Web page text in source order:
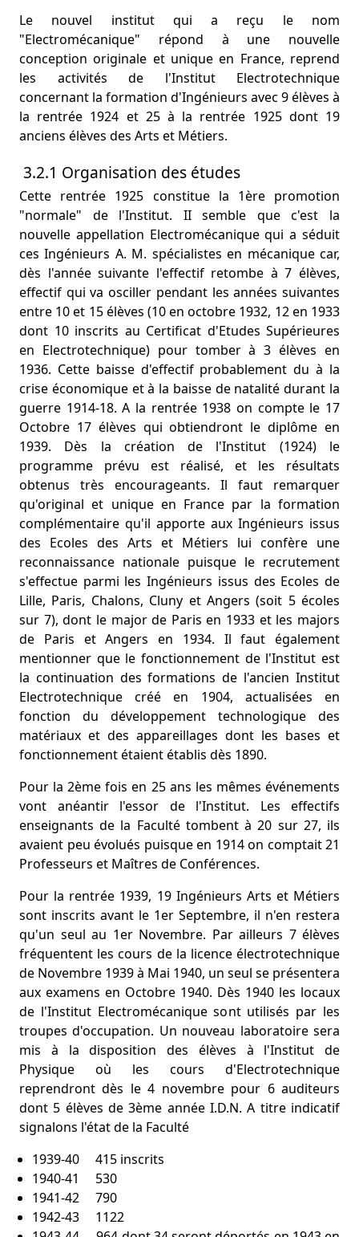
Le nouvel institut qui a reçu le nom
"Electromécanique" répond à une nouvelle
conception originale et unique en France, reprend
les activités de l'Institut Electrotechnique
concernant la formation d'Ingénieurs avec 9 élèves à
la rentrée 1924 et 25 à la rentrée 1925 dont 19
anciens élèves des Arts et Métiers.
3.2.1 Organisation des études
Cette rentrée 1925 constitue la 1ère promotion
"normale" de l'Institut. II semble que c'est la
nouvelle appellation Electromécanique qui a séduit
ces Ingénieurs A. M. spécialistes en mécanique car,
dès l'année suivante l'effectif retombe à 7 élèves,
effectif qui va osciller pendant les années suivantes
entre 10 et 15 élèves (10 en octobre 1932, 12 en 1933
dont 10 inscrits au Certificat d'Etudes Supérieures
en Electrotechnique) pour tomber à 3 élèves en
1936. Cette baisse d'effectif probablement du à la
crise économique et à la baisse de natalité durant la
guerre 1914-18. A la rentrée 1938 on compte le 17
Octobre 17 élèves qui obtiendront le diplôme en
1939. Dès la création de l'Institut (1924) le
programme prévu est réalisé, et les résultats
obtenus très encourageants. Il faut remarquer
qu'original et unique en France par la formation
complémentaire qu'il apporte aux Ingénieurs issus
des Ecoles des Arts et Métiers lui confère une
reconnaissance nationale puisque le recrutement
s'effectue parmi les Ingénieurs issus des Ecoles de
Lille, Paris, Chalons, Cluny et Angers (soit 5 écoles
sur 7), dont le major de Paris en 1933 et les majors
de Paris et Angers en 1934. Il faut également
mentionner que le fonctionnement de l'Institut est
la continuation des formations de l'ancien Institut
Electrotechnique créé en 1904, actualisées en
fonction du développement technologique des
matériaux et des appareillages dont les bases et
fonctionnement étaient établis dès 1890.
Pour la 2ème fois en 25 ans les mêmes événements
vont anéantir l'essor de l'Institut. Les effectifs
enseignants de la Faculté tombent à 20 sur 27, ils
avaient peu évolués puisque en 1914 on comptait 21
Professeurs et Maîtres de Conférences.
Pour la rentrée 1939, 19 Ingénieurs Arts et Métiers
sont inscrits avant le 1er Septembre, il n'en restera
qu'un seul au 1er Novembre. Par ailleurs 7 élèves
fréquentent les cours de la licence électrotechnique
de Novembre 1939 à Mai 1940, un seul se présentera
aux examens en Octobre 1940. Dès 1940 les locaux
de l'Institut Electromécanique sont utilisés par les
troupes d'occupation. Un nouveau laboratoire sera
mis à la disposition des élèves à l'Institut de
Physique où les cours d'Electrotechnique
reprendront dès le 4 novembre pour 6 auditeurs
dont 5 élèves de 3ème année I.D.N. A titre indicatif
signalons l'état de la Faculté
1939-40 415 inscrits
1940-41 530
1941-42 790
1942-43 1122